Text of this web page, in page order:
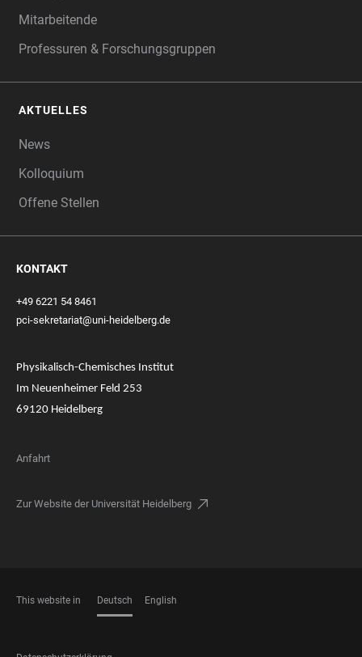
Mitarbeitende
Professuren & Forschungsgruppen
AKTUELLES
News
Kolloquium
Offene Stellen
KONTAKT
+49 6221 54 8461
pci-sekretariat@uni-heidelberg.de
Physikalisch-Chemisches Institut
Im Neuenheimer Feld 253
69120 Heidelberg
Anfahrt
Zur Website der Universität Heidelberg
This website in Deutsch English